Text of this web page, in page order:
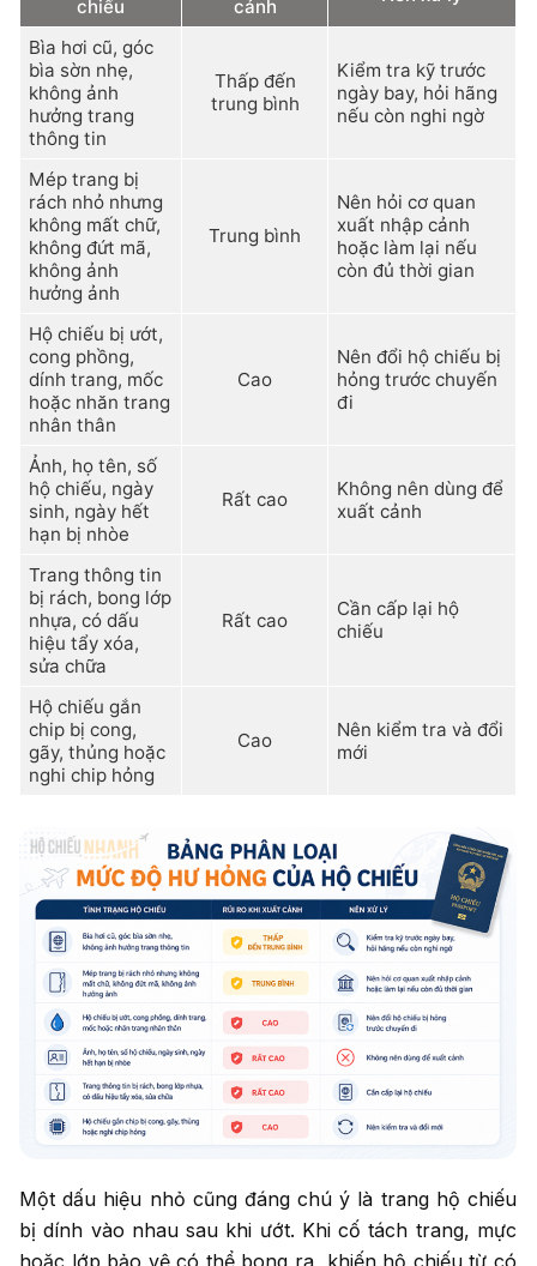
chiếu
cảnh
Bìa hơi cũ, góc
bìa sờn nhẹ,
không ảnh
hưởng trang
thông tin
Thấp đến
trung bình
Kiểm tra kỹ trước
ngày bay, hỏi hãng
nếu còn nghi ngờ
Mép trang bị
rách nhỏ nhưng
không mất chữ,
không đứt mã,
không ảnh
hưởng ảnh
Trung bình
Nên hỏi cơ quan
xuất nhập cảnh
hoặc làm lại nếu
còn đủ thời gian
Hộ chiếu bị ướt,
cong phồng,
dính trang, mốc
hoặc nhăn trang
nhân thân
Cao
Nên đổi hộ chiếu bị
hỏng trước chuyến
đi
Ảnh, họ tên, số
hộ chiếu, ngày
sinh, ngày hết
hạn bị nhòe
Rất cao
Không nên dùng để
xuất cảnh
Trang thông tin
bị rách, bong lớp
nhựa, có dấu
hiệu tẩy xóa,
sửa chữa
Rất cao
Cần cấp lại hộ
chiếu
Hộ chiếu gắn
chip bị cong,
gãy, thủng hoặc
nghi chip hỏng
Cao
Nên kiểm tra và đổi
mới
Một dấu hiệu nhỏ cũng đáng chú ý là trang hộ chiếu
bị dính vào nhau sau khi ướt. Khi cố tách trang, mực
hoặc lớp bảo vệ có thể bong ra, khiến hộ chiếu từ có